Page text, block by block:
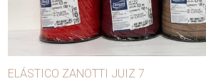
ELÁSTICO ZANOTTI JUIZ 7